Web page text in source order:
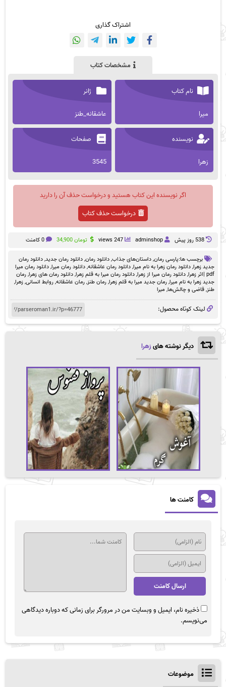
اشتراک گذاری
مشخصات کتاب
نام کتاب
میرا
ژانر
عاشقانه_طنز
نویسنده
زهرا
صفحات
3545
اگر نویسنده این کتاب هستید و درخواست حذف آن را دارید
درخواست حذف کتاب
538 روز پيش adminshop
247 views تومان34,900 0 کامنت
برچسب ها:پارسی رمان,داستان‌های جذاب,دانلود رمان,دانلود رمان جدید,دانلود رمان
جدید زهرا,دانلود رمان زهرا به نام میرا,دانلود رمان عاشقانه,دانلود رمان میرا,دانلود رمان میرا
pdf |اثر زهرا
,دانلود رمان میرا از زهرا,دانلود رمان میرا به قلم زهرا,دانلود رمان های زهرا,رمان
جدید زهرا به نام میرا,رمان جدید میرا به قلم زهرا,رمان طنز,رمان عاشقانه,روابط انسانی,زهرا,
طنز,قاضی و چالش‌ها, میرا
لینک کوتاه محصول:
دیگر نوشته هایزهرا
کامنت ها
ذخیره نام، ایمیل و وبسایت من در مرورگر برای زمانی که دوباره دیدگاهی
می‌نویسم.
موضوعات